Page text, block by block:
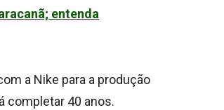
entenda
a Nike para a produção
completar 40 anos.